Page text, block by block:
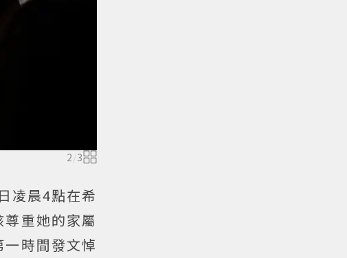
2 /3
凌晨4點在希
重她的家屬
時間發文悼